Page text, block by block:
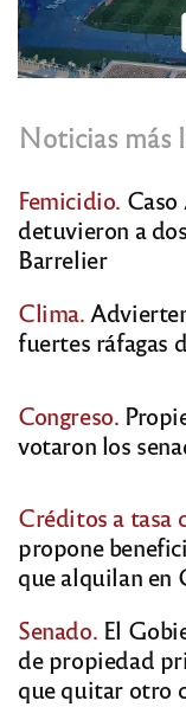
Noticias más
Femicidio. Caso
detuvieron a
Barrelier
Clima.
fuertes ráfagas
Congreso.
votaron los
Créditos a tasa
propone
que alquilan en
Senado. El
de propiedad
que quitar otro